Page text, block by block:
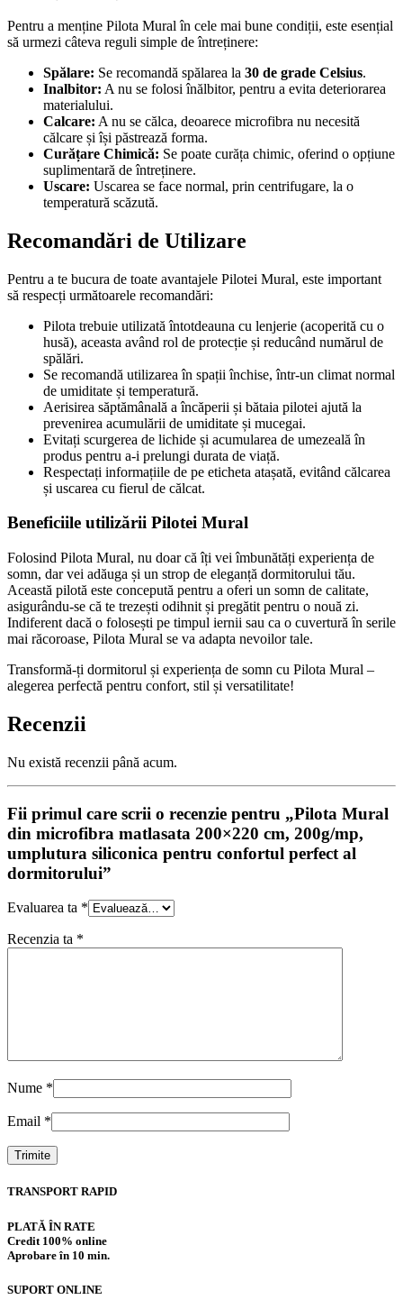
Pentru a menține Pilota Mural în cele mai bune condiții, este esențial
să urmezi câteva reguli simple de întreținere:
Spălare: Se recomandă spălarea la 30 de grade Celsius.
Inalbitor: A nu se folosi înălbitor, pentru a evita deteriorarea
materialului.
Calcare: A nu se călca, deoarece microfibra nu necesită
călcare și își păstrează forma.
Curățare Chimică: Se poate curăța chimic, oferind o opțiune
suplimentară de întreținere.
Uscare: Uscarea se face normal, prin centrifugare, la o
temperatură scăzută.
Recomandări de Utilizare
Pentru a te bucura de toate avantajele Pilotei Mural, este important
să respecți următoarele recomandări:
Pilota trebuie utilizată întotdeauna cu lenjerie (acoperită cu o
husă), aceasta având rol de protecție și reducând numărul de
spălări.
Se recomandă utilizarea în spații închise, într-un climat normal
de umiditate și temperatură.
Aerisirea săptămânală a încăperii și bătaia pilotei ajută la
prevenirea acumulării de umiditate și mucegai.
Evitați scurgerea de lichide și acumularea de umezeală în
produs pentru a-i prelungi durata de viață.
Respectați informațiile de pe eticheta atașată, evitând călcarea
și uscarea cu fierul de călcat.
Beneficiile utilizării Pilotei Mural
Folosind Pilota Mural, nu doar că îți vei îmbunătăți experiența de
somn, dar vei adăuga și un strop de eleganță dormitorului tău.
Această pilotă este concepută pentru a oferi un somn de calitate,
asigurându-se că te trezești odihnit și pregătit pentru o nouă zi.
Indiferent dacă o folosești pe timpul iernii sau ca o cuvertură în serile
mai răcoroase, Pilota Mural se va adapta nevoilor tale.
Transformă-ți dormitorul și experiența de somn cu Pilota Mural –
alegerea perfectă pentru confort, stil și versatilitate!
Recenzii
Nu există recenzii până acum.
Fii primul care scrii o recenzie pentru „Pilota Mural
din microfibra matlasata 200×220 cm, 200g/mp,
umplutura siliconica pentru confortul perfect al
dormitorului”
Evaluarea ta *
Recenzia ta *
Nume *
Email *
TRANSPORT RAPID
PLATĂ ÎN RATE
Credit 100% online
Aprobare în 10 min.
SUPORT ONLINE